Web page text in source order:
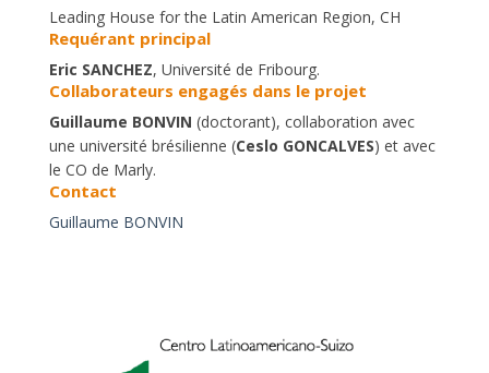
Leading House for the Latin American Region, CH
Requérant principal
Eric SANCHEZ, Université de Fribourg.
Collaborateurs engagés dans le projet
Guillaume BONVIN (doctorant), collaboration avec
une université brésilienne (Ceslo GONCALVES) et avec
le CO de Marly.
Contact
Guillaume BONVIN